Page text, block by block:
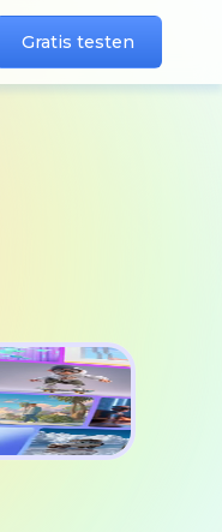
Gratis testen